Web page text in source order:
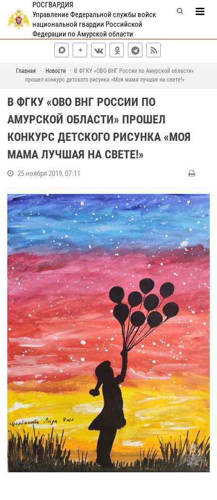
РОСГВАРДИЯ
Управление Федеральной службы войск
национальной гвардии Российской
Федерации по Амурской области
Главная Новости
В ФГКУ «ОВО ВНГ России по Амурской области»
прошел конкурс детского рисунка «Моя мама лучшая на свете!»
В ФГКУ «ОВО ВНГ РОССИИ ПО
АМУРСКОЙ ОБЛАСТИ» ПРОШЕЛ
КОНКУРС ДЕТСКОГО РИСУНКА «МОЯ
МАМА ЛУЧШАЯ НА СВЕТЕ!»
25 ноября 2019, 07:11